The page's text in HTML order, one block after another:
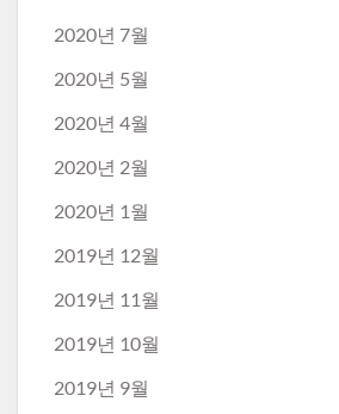
2020년 7월
2020년 5월
2020년 4월
2020년 2월
2020년 1월
2019년 12월
2019년 11월
2019년 10월
2019년 9월